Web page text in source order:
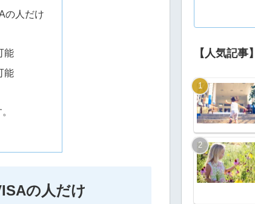
の人だけ
能
能
の人だけ
【人気記事】